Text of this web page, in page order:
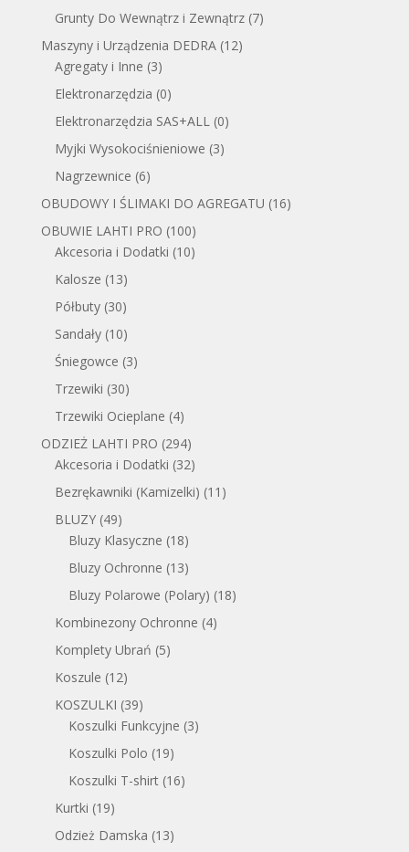
Grunty Do Wewnątrz i Zewnątrz (7)
Maszyny i Urządzenia DEDRA (12)
Agregaty i Inne (3)
Elektronarzędzia (0)
Elektronarzędzia SAS+ALL (0)
Myjki Wysokociśnieniowe (3)
Nagrzewnice (6)
OBUDOWY I ŚLIMAKI DO AGREGATU (16)
OBUWIE LAHTI PRO (100)
Akcesoria i Dodatki (10)
Kalosze (13)
Półbuty (30)
Sandały (10)
Śniegowce (3)
Trzewiki (30)
Trzewiki Ocieplane (4)
ODZIEŻ LAHTI PRO (294)
Akcesoria i Dodatki (32)
Bezrękawniki (Kamizelki) (11)
BLUZY (49)
Bluzy Klasyczne (18)
Bluzy Ochronne (13)
Bluzy Polarowe (Polary) (18)
Kombinezony Ochronne (4)
Komplety Ubrań (5)
Koszule (12)
KOSZULKI (39)
Koszulki Funkcyjne (3)
Koszulki Polo (19)
Koszulki T-shirt (16)
Kurtki (19)
Odzież Damska (13)